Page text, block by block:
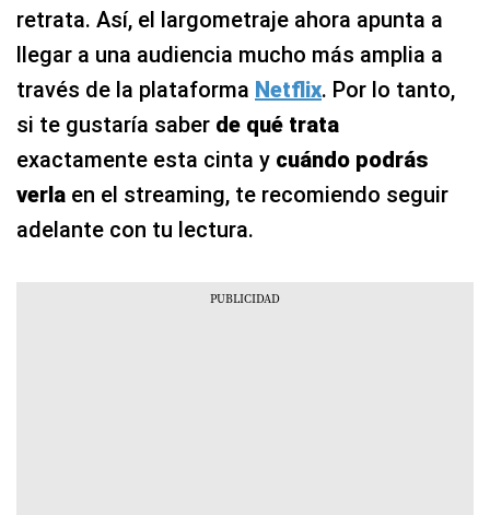
retrata. Así, el largometraje ahora apunta a
llegar a una audiencia mucho más amplia a
través de la plataforma Netflix. Por lo tanto,
si te gustaría saber de qué trata
exactamente esta cinta y cuándo podrás
verla en el streaming, te recomiendo seguir
adelante con tu lectura.